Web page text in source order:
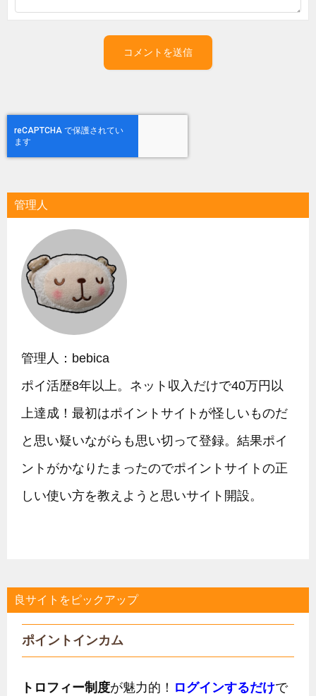
管理人
管理人：bebica
ポイ活歴8年以上。ネット収入だけで40万円以
上達成！最初はポイントサイトが怪しいものだ
と思い疑いながらも思い切って登録。結果ポイ
ントがかなりたまったのでポイントサイトの正
しい使い方を教えようと思いサイト開設。
良サイトをピックアップ
ポイントインカム
トロフィー制度が魅力的！ ログインするだけで